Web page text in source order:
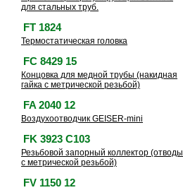
для стальных труб.
FT 1824
Термостатическая головка
FC 8429 15
Концовка для медной трубы (накидная
гайка с метрической резьбой)
FA 2040 12
Воздухоотводчик GEISER-mini
FK 3923 C103
Резьбовой запорный коллектор (отводы
с метрической резьбой)
FV 1150 12